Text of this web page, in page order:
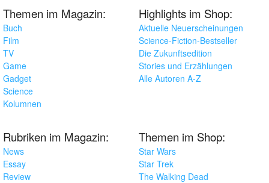
Themen im Magazin:
Buch
Film
TV
Game
Gadget
Science
Kolumnen
Highlights im Shop:
Aktuelle Neuerscheinungen
Science-Fiction-Bestseller
Die Zukunftsedition
Stories und Erzählungen
Alle Autoren A-Z
Rubriken im Magazin:
News
Essay
Review
Themen im Shop:
Star Wars
Star Trek
The Walking Dead